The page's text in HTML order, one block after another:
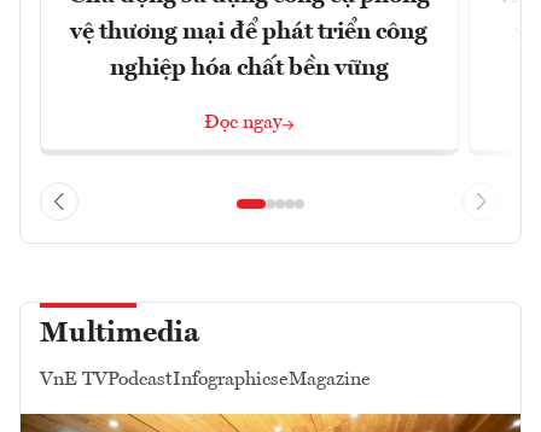
vệ thương mại để phát triển công
nghiệp hóa chất bền vững
Đọc ngay
Multimedia
VnE TVPodcastInfographicseMagazine